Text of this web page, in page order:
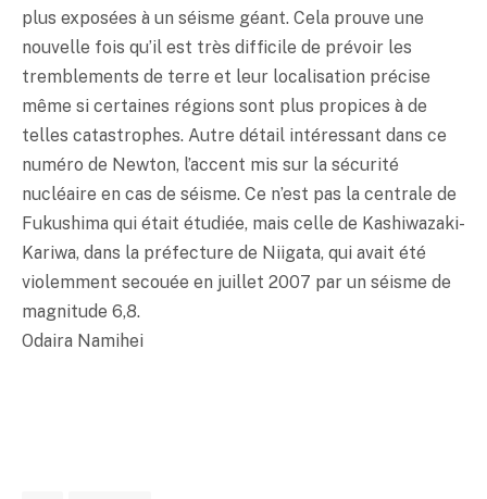
plus exposées à un séisme géant. Cela prouve une
nouvelle fois qu’il est très difficile de prévoir les
tremblements de terre et leur localisation précise
même si certaines régions sont plus propices à de
telles catastrophes. Autre détail intéressant dans ce
numéro de Newton, l’accent mis sur la sécurité
nucléaire en cas de séisme. Ce n’est pas la centrale de
Fukushima qui était étudiée, mais celle de Kashiwazaki-
Kariwa, dans la préfecture de Niigata, qui avait été
violemment secouée en juillet 2007 par un séisme de
magnitude 6,8.
Odaira Namihei